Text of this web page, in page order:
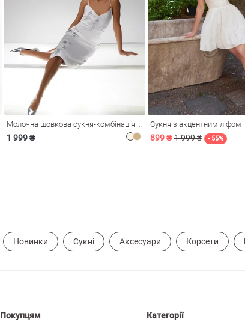
1 999 ₴
Сукня з акцентним ліфом
899 ₴ 1 999 ₴ - 55%
Новинки Сукні Аксесуари Корсети
Покупцям Категорії